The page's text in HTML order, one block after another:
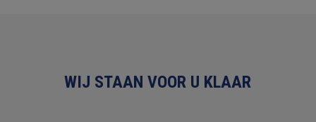
WIJ STAAN VOOR U KLAAR